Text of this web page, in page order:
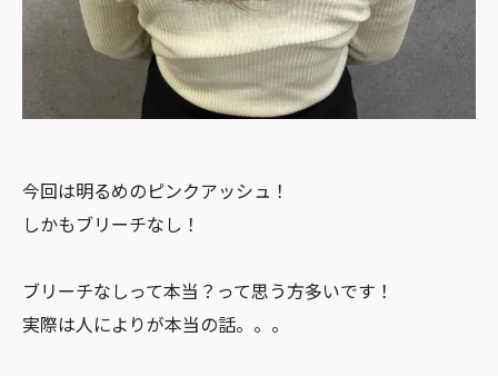
今回は明るめのピンクアッシュ！
しかもブリーチなし！
ブリーチなしって本当？って思う方多いです！
実際は人によりが本当の話。。。